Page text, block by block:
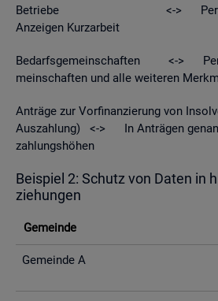
Be­trie­be <-> Per­so­nen
An­zei­gen Kurz­ar­beit
Be­darfs­ge­mein­schaf­ten <->
mein­schaf­ten und alle wei­te­ren
An­trä­ge zur Vor­fi­nan­zie­rung von
Aus­zah­lung) <-> In An­trä­gen
zah­lungs­hö­hen
Bei­spiel 2: Schutz von Daten in
zie­hun­gen
Ge­mein­de
Ge­mein­de A